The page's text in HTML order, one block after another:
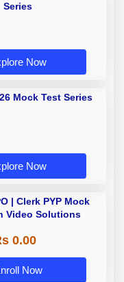
Series
Now
Mock Test Series
Now
| Clerk PYP Mock
Video Solutions
0.00
Now